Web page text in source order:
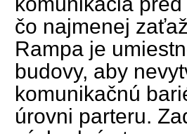
čo najmenej
Rampa je
budovy, aby
komunikačnú
úrovni parteru.